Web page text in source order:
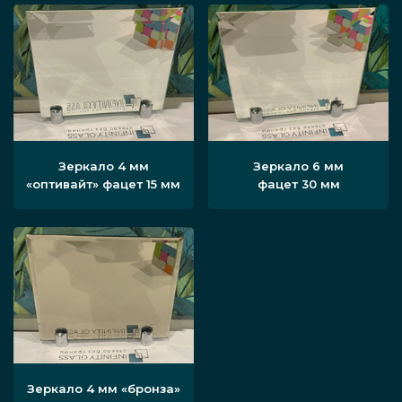
Чем больше размер поверхности, тем
чётче будет отражаемое изображение,
что критично в некоторых сценариях
использования.
являются купольные, больше похожие
обзора приближается к
полномасштабным 360 градусам, тогда
как у классических моделей он скорее
Зеркало 4 мм
«оптивайт» фацет 15 мм
Зеркало 6 мм
фацет 30 мм
Зеркало 4 мм «бронза»